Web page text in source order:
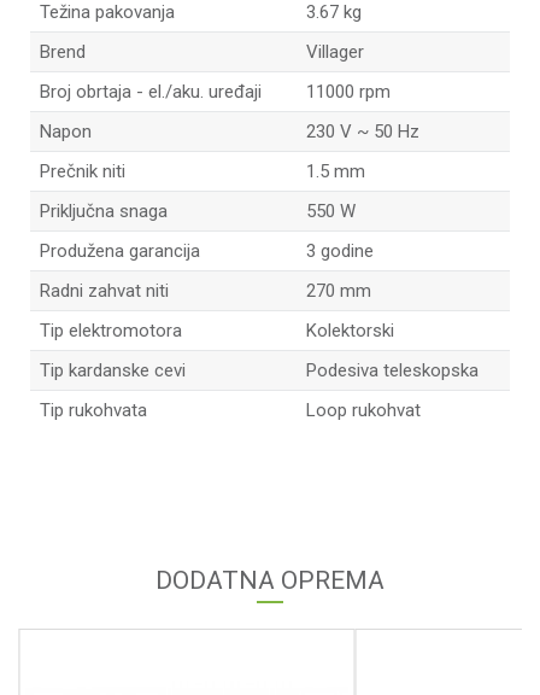
Težina pakovanja
3.67 kg
Brend
Villager
Broj obrtaja - el./aku. uređaji
11000 rpm
Napon
230 V ~ 50 Hz
Prečnik niti
1.5 mm
Priključna snaga
550 W
Produžena garancija
3 godine
Radni zahvat niti
270 mm
Tip elektromotora
Kolektorski
Tip kardanske cevi
Podesiva teleskopska
Tip rukohvata
Loop rukohvat
DODATNA OPREMA